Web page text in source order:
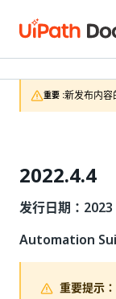
重要 :新发布内容
2022.4.4
发行日期：2023
Automation
重要提示：